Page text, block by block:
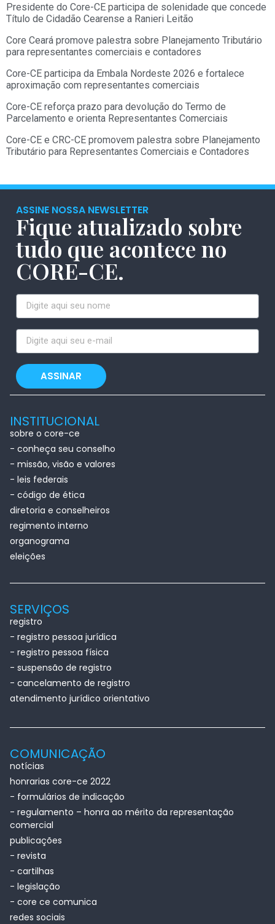
Presidente do Core-CE participa de solenidade que concede
Título de Cidadão Cearense a Ranieri Leitão
Core Ceará promove palestra sobre Planejamento Tributário
para representantes comerciais e contadores
Core-CE participa da Embala Nordeste 2026 e fortalece
aproximação com representantes comerciais
Core-CE reforça prazo para devolução do Termo de
Parcelamento e orienta Representantes Comerciais
Core-CE e CRC-CE promovem palestra sobre Planejamento
Tributário para Representantes Comerciais e Contadores
ASSINE NOSSA NEWSLETTER
Fique atualizado sobre
tudo que acontece no
CORE-CE.
ASSINAR
INSTITUCIONAL
sobre o core-ce
- conheça seu conselho
- missão, visão e valores
- leis federais
- código de ética
diretoria e conselheiros
regimento interno
organograma
eleições
SERVIÇOS
registro
- registro pessoa jurídica
- registro pessoa física
- suspensão de registro
- cancelamento de registro
atendimento jurídico orientativo
COMUNICAÇÃO
notícias
honrarias core-ce 2022
- formulários de indicação
- regulamento – honra ao mérito da representação
comercial
publicações
- revista
- cartilhas
- legislação
- core ce comunica
redes sociais